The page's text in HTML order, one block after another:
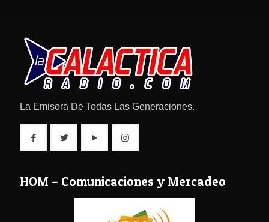
La Emisora De Todas Las Generaciones.
HOM – Comunicaciones y Mercadeo